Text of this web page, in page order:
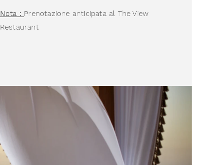
Nota : Prenotazione anticipata al The View
Restaurant